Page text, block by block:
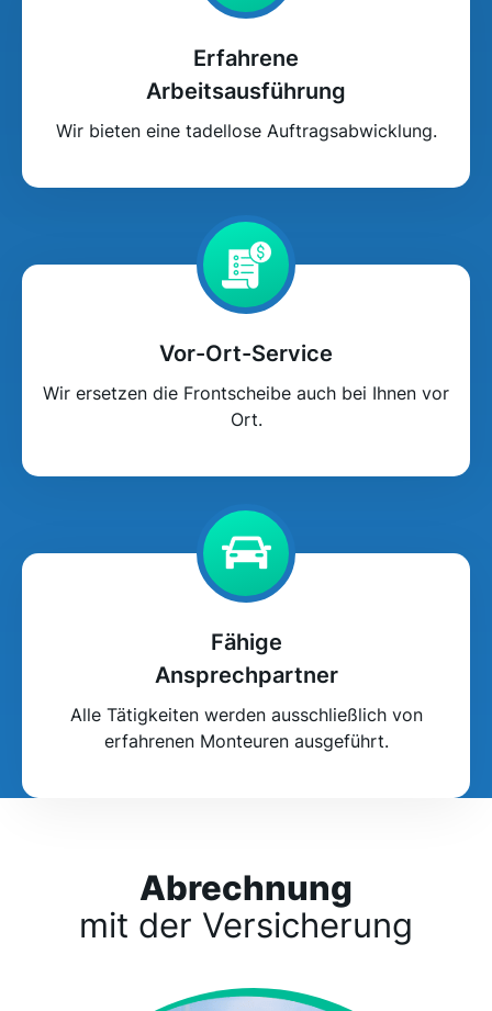
Erfahrene
Arbeitsausführung
Wir bieten eine tadellose Auftragsabwicklung.
Vor-Ort-Service
Wir ersetzen die Frontscheibe auch bei Ihnen vor
Ort.
Fähige
Ansprechpartner
Alle Tätigkeiten werden ausschließlich von
erfahrenen Monteuren ausgeführt.
Abrechnung
mit der Versicherung